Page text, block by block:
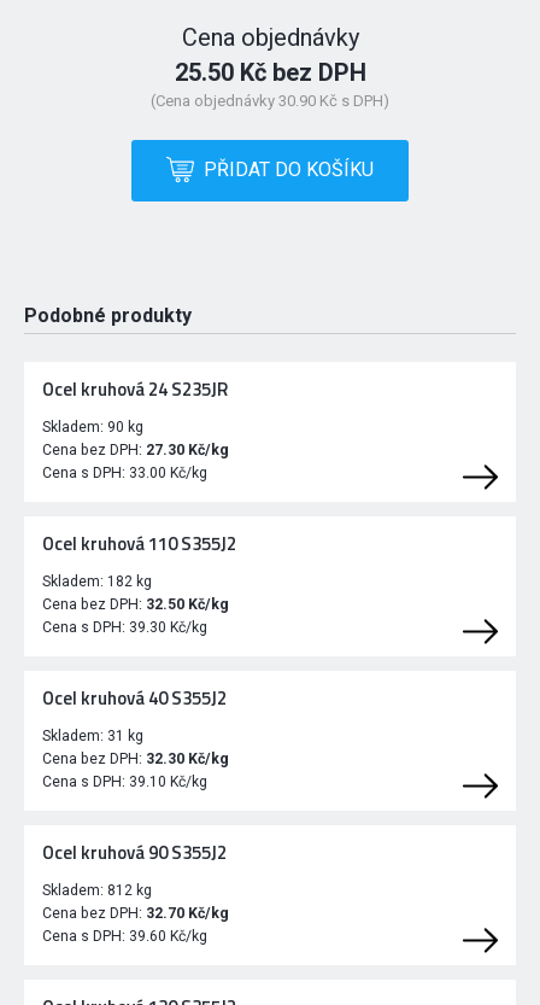
Cena objednávky
25.50 Kč bez DPH
(Cena objednávky 30.90 Kč s DPH)
PŘIDAT DO KOŠÍKU
Podobné produkty
Ocel kruhová 24 S235JR
Skladem: 90 kg
Cena bez DPH: 27.30 Kč/kg
Cena s DPH: 33.00 Kč/kg
Ocel kruhová 110 S355J2
Skladem: 182 kg
Cena bez DPH: 32.50 Kč/kg
Cena s DPH: 39.30 Kč/kg
Ocel kruhová 40 S355J2
Skladem: 31 kg
Cena bez DPH: 32.30 Kč/kg
Cena s DPH: 39.10 Kč/kg
Ocel kruhová 90 S355J2
Skladem: 812 kg
Cena bez DPH: 32.70 Kč/kg
Cena s DPH: 39.60 Kč/kg